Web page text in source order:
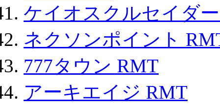
ケイオスクルセイダ
ネクソンポイント
777タウン RMT
アーキエイジ RMT